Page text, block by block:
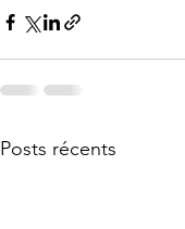
Posts récents